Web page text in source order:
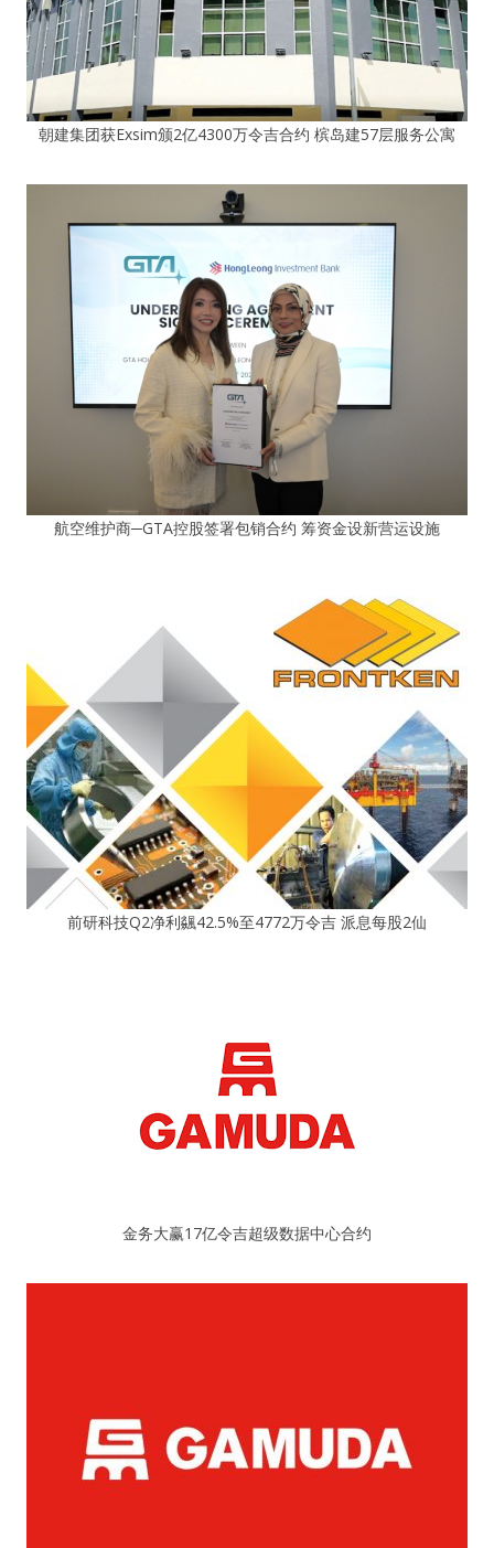
朝建集团获Exsim颁2亿4300万令吉合约 槟岛建57层服务公寓
航空维护商─GTA控股签署包销合约 筹资金设新营运设施
前研科技Q2净利飊42.5%至4772万令吉 派息每股2仙
金务大赢17亿令吉超级数据中心合约